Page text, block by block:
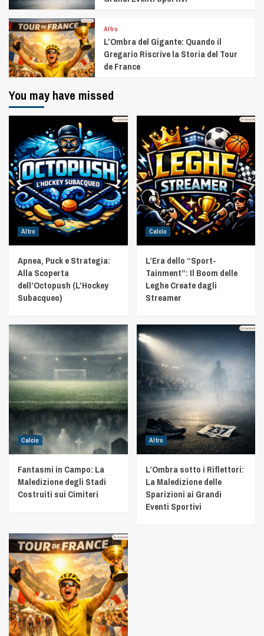
Altro
L’Ombra del Gigante: Quando il
Gregario Riscrive la Storia del Tour
de France
You may have missed
Altro
Apnea, Puck e Strategia:
Alla Scoperta
dell’Octopush (L’Hockey
Subacqueo)
Calcio
L’Era dello “Sport-
Tainment”: Il Boom delle
Leghe Create dagli
Streamer
Calcio
Fantasmi in Campo: La
Maledizione degli Stadi
Costruiti sui Cimiteri
Altro
L’Ombra sotto i Riflettori:
La Maledizione delle
Sparizioni ai Grandi
Eventi Sportivi